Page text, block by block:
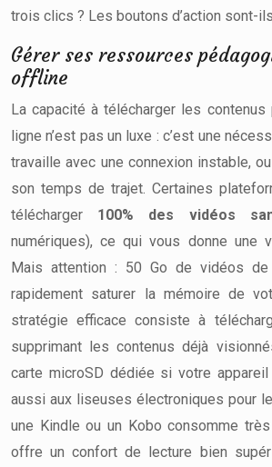
trois clics ? Les boutons d’action sont-
Gérer ses ressources
offline
La capacité à télécharger les contenus
ligne n’est pas un luxe : c’est une
travaille avec une connexion instable,
son temps de trajet. Certaines
télécharger 100% des vidéos
numériques), ce qui vous donne une
Mais attention : 50 Go de vidéos de
rapidement saturer la mémoire de
stratégie efficace consiste à
supprimant les contenus déjà
carte microSD dédiée si votre
aussi aux liseuses électroniques pour
une Kindle ou un Kobo consomme
offre un confort de lecture bien